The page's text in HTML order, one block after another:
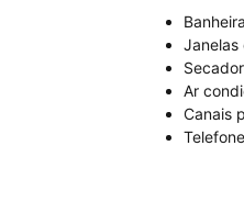
Banheira
Janelas
Secador
Ar
Canais
Telefone